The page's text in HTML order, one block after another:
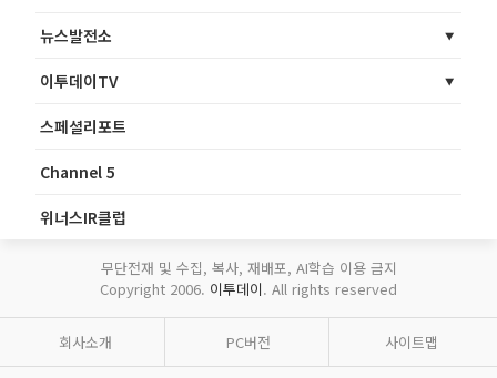
뉴스발전소
이투데이TV
스페셜리포트
Channel 5
위너스IR클럽
무단전재 및 수집, 복사, 재배포, AI학습 이용 금지
Copyright 2006. 이투데이. All rights reserved
회사소개 PC버전 사이트맵